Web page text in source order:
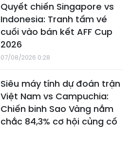
Quyết chiến Singapore vs
Indonesia: Tranh tấm vé
cuối vào bán kết AFF Cup
2026
07/08/2026 0:28
Siêu máy tính dự đoán trận
Việt Nam vs Campuchia:
Chiến binh Sao Vàng nắm
chắc 84,3% cơ hội củng cố